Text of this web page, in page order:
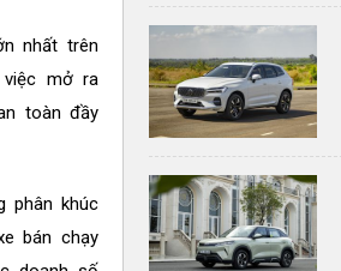
nhất trên
mở ra
toàn đầy
phân khúc
bán chạy